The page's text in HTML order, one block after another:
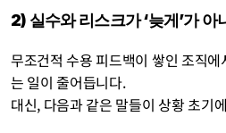
2) 실수와 리스크가 ‘늦게’가 아
무조건적 수용 피드백이 쌓인 조직
는 일이 줄어듭니다.
대신, 다음과 같은 말들이 상황 초기